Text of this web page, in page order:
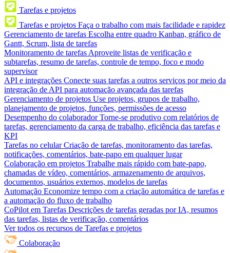
Tarefas e projetos
Tarefas e projetos Faça o trabalho com mais facilidade e rapidez
Gerenciamento de tarefas Escolha entre quadro Kanban, gráfico de
Gantt, Scrum, lista de tarefas
Monitoramento de tarefas Aproveite listas de verificação e
subtarefas, resumo de tarefas, controle de tempo, foco e modo
supervisor
API e integrações Conecte suas tarefas a outros serviços por meio da
integração de API para automação avançada das tarefas
Gerenciamento de projetos Use projetos, grupos de trabalho,
planejamento de projetos, funções, permissões de acesso
Desempenho do colaborador Torne-se produtivo com relatórios de
tarefas, gerenciamento da carga de trabalho, eficiência das tarefas e
KPI
Tarefas no celular Criação de tarefas, monitoramento das tarefas,
notificações, comentários, bate-papo em qualquer lugar
Colaboração em projetos Trabalhe mais rápido com bate-papo,
chamadas de vídeo, comentários, armazenamento de arquivos,
documentos, usuários externos, modelos de tarefas
Automação Economize tempo com a criação automática de tarefas e
a automação do fluxo de trabalho
CoPilot em Tarefas Descrições de tarefas geradas por IA, resumos
das tarefas, listas de verificação, comentários
Ver todos os recursos de Tarefas e projetos
Colaboração